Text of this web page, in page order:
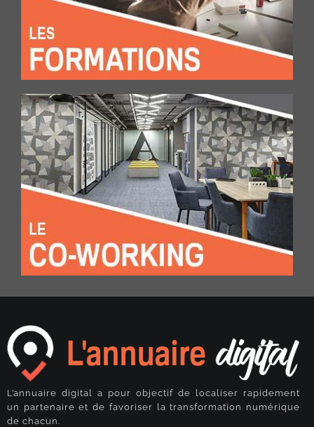
L’annuaire digital a pour objectif de localiser rapidement
un partenaire et de favoriser la transformation numérique
de chacun.